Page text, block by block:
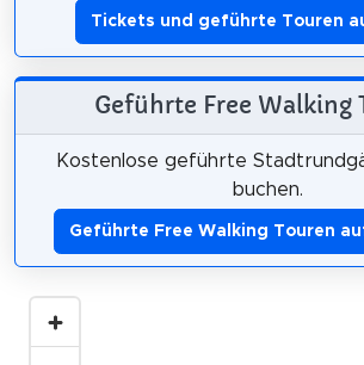
Tickets und geführte Touren
Geführte Free Walking
Kostenlose geführte
buchen.
Geführte Free Walking Touren